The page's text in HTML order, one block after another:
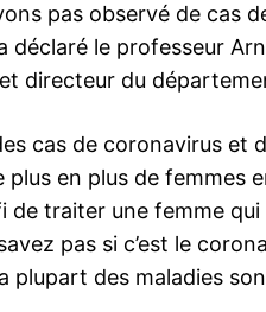
pas observé de cas
déclaré le professeur
directeur du
cas de coronavirus et
en plus de femmes
de traiter une femme
pas si c’est le
plupart des maladies